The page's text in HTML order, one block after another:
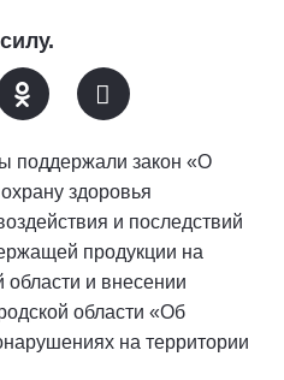
поддержали закон «О
здоровья
и последствий
продукции на
области и внесении
области «Об
на территории